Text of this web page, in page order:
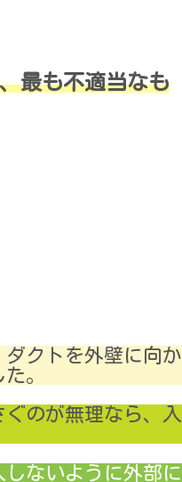
最も不適当なも
クトを外壁に向か
。
のが無理なら、入
ないように外部に